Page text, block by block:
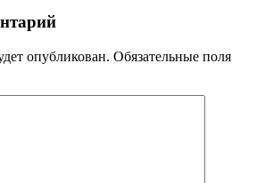
опубликован. Обязательные поля